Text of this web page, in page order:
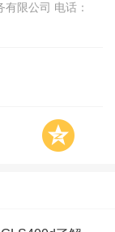
限公司 电话：